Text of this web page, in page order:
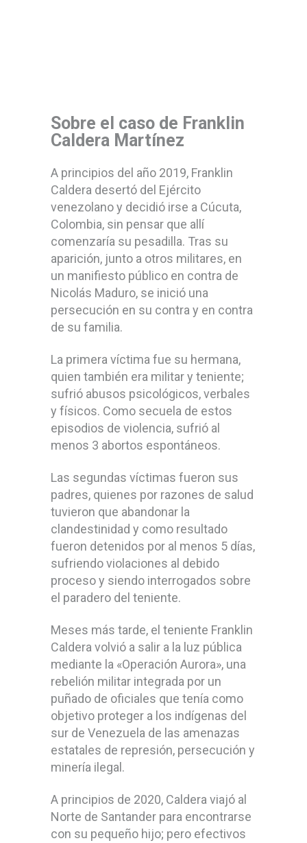
Sobre el caso de Franklin
Caldera Martínez
A principios del año 2019, Franklin
Caldera desertó del Ejército
venezolano y decidió irse a Cúcuta,
Colombia, sin pensar que allí
comenzaría su pesadilla. Tras su
aparición, junto a otros militares, en
un manifiesto público en contra de
Nicolás Maduro, se inició una
persecución en su contra y en contra
de su familia.
La primera víctima fue su hermana,
quien también era militar y teniente;
sufrió abusos psicológicos, verbales
y físicos. Como secuela de estos
episodios de violencia, sufrió al
menos 3 abortos espontáneos.
Las segundas víctimas fueron sus
padres, quienes por razones de salud
tuvieron que abandonar la
clandestinidad y como resultado
fueron detenidos por al menos 5 días,
sufriendo violaciones al debido
proceso y siendo interrogados sobre
el paradero del teniente.
Meses más tarde, el teniente Franklin
Caldera volvió a salir a la luz pública
mediante la «Operación Aurora», una
rebelión militar integrada por un
puñado de oficiales que tenía como
objetivo proteger a los indígenas del
sur de Venezuela de las amenazas
estatales de represión, persecución y
minería ilegal.
A principios de 2020, Caldera viajó al
Norte de Santander para encontrarse
con su pequeño hijo; pero efectivos